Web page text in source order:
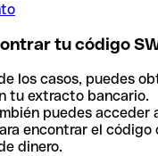
tu código
los casos, puedes
tu extracto bancario.
puedes acceder
encontrar el
dinero.